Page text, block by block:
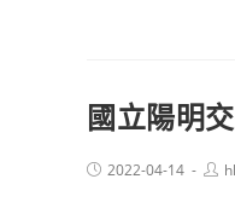
國立陽明
Post2022-04-14
Post